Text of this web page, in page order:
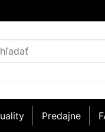
Predajne